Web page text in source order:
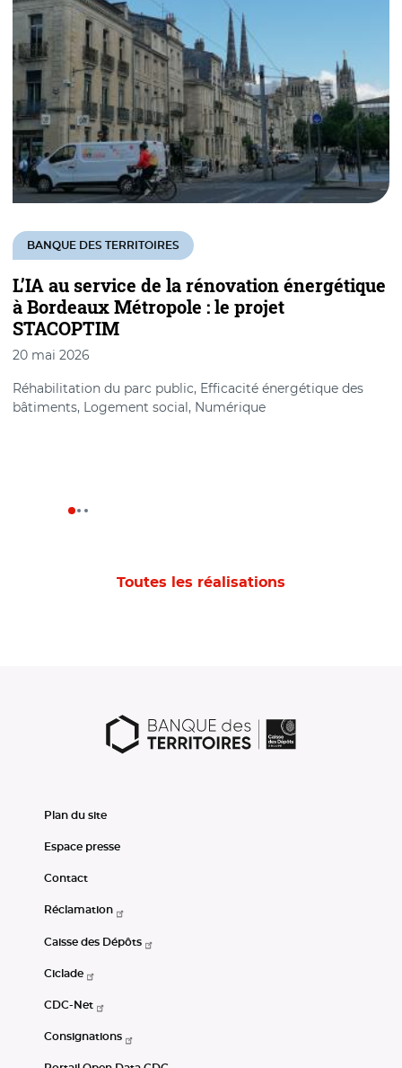
L’IA au service de la rénovation énergétique
à Bordeaux Métropole : le projet
STACOPTIM
BANQUE DES TERRITOIRES
20 mai 2026
Réhabilitation du parc public, Efficacité énergétique des
bâtiments, Logement social, Numérique
Toutes les réalisations
Plan du site
Espace presse
Contact
Réclamation
Caisse des Dépôts
Ciclade
CDC-Net
Consignations